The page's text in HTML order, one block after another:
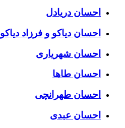
احسان دریادل
احسان دیاکو و فرزاد دیاکو
احسان شهریاری
احسان طاها
احسان طهرانچی
احسان عبدی